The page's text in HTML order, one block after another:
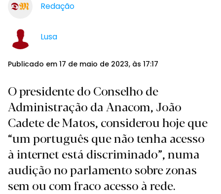
Redação
Lusa
Publicado em 17 de maio de 2023, às 17:17
O presidente do Conselho de
Administração da Anacom, João
Cadete de Matos, considerou hoje que
“um português que não tenha acesso
à internet está discriminado”, numa
audição no parlamento sobre zonas
sem ou com fraco acesso à rede.